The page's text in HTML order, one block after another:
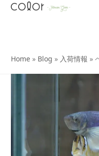
SkipOpen
Close
Home » Blog » 入荷情報 »